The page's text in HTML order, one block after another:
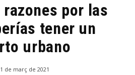
razones por las
tener un
urbano
de març de 2021